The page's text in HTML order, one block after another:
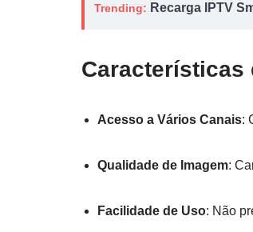
Trending: Recarga IPTV
Características
Acesso a Vários Canais:
Qualidade de Imagem:
Facilidade de Uso: Não